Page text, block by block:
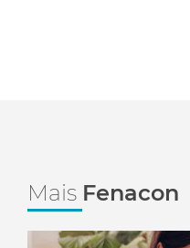
Mais Fenacon